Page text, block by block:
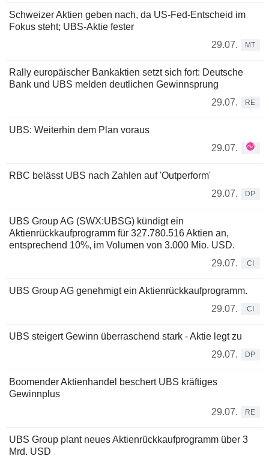
Schweizer Aktien geben nach, da US-Fed-Entscheid im
Fokus steht; UBS-Aktie fester
29.07.
MT
Rally europäischer Bankaktien setzt sich fort: Deutsche
Bank und UBS melden deutlichen Gewinnsprung
29.07.
RE
UBS: Weiterhin dem Plan voraus
29.07.
RBC belässt UBS nach Zahlen auf 'Outperform'
29.07.
DP
UBS Group AG (SWX:UBSG) kündigt ein
Aktienrückkaufprogramm für 327.780.516 Aktien an,
entsprechend 10%, im Volumen von 3.000 Mio. USD.
29.07.
CI
UBS Group AG genehmigt ein Aktienrückkaufprogramm.
29.07.
CI
UBS steigert Gewinn überraschend stark - Aktie legt zu
29.07.
DP
Boomender Aktienhandel beschert UBS kräftiges
Gewinnplus
29.07.
RE
UBS Group plant neues Aktienrückkaufprogramm über 3
Mrd. USD